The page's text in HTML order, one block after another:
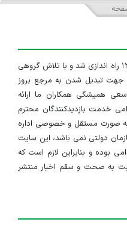
سایت ایران استخدام در تاریخ ۱۳۹۱/۱/۱۰ راه اندازی شد و با تلاش گروهی
جهت تبدیل شدن به مرجع بروز
همیشگی همکاران ما ارائه
خدمت بازدیدکنندگان محترم
صورت مستقل و خصوصی اداره
دولتی نمی باشد، این سایت
بوده و بنابراین لازم است که
به صحت و سقم اخبار منتشر